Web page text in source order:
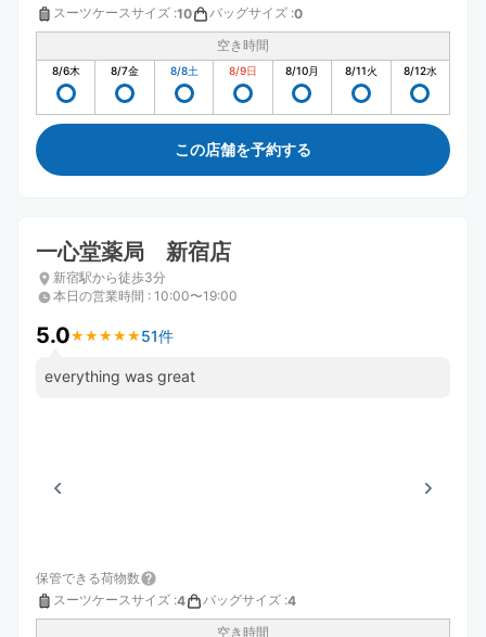
スーツケースサイズ :10 バッグサイズ :0
空き時間
8/6木 8/7金 8/8土 8/9日 8/10月 8/11火 8/12水
この店舗を予約する
一心堂薬局 新宿店
新宿駅から徒歩3分
本日の営業時間 : 10:00〜19:00
5.0★ ★ ★ ★ ★
★ ★ ★ ★ ★ 51件
everything was great
保管できる荷物数
スーツケースサイズ :4 バッグサイズ :4
空き時間